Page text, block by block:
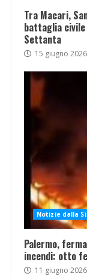
Tra Macari,
battaglia
Settanta
15 giugno 2026
Notizie dalla
Palermo,
incendi: otto
11 giugno 2026